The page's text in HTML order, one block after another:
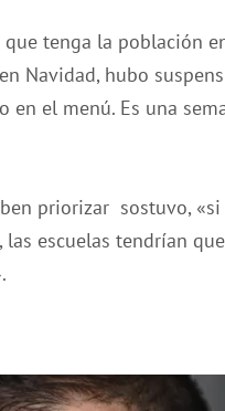
tenga la población
Navidad, hubo
en el menú. Es una
priorizar sostuvo,
escuelas tendrían